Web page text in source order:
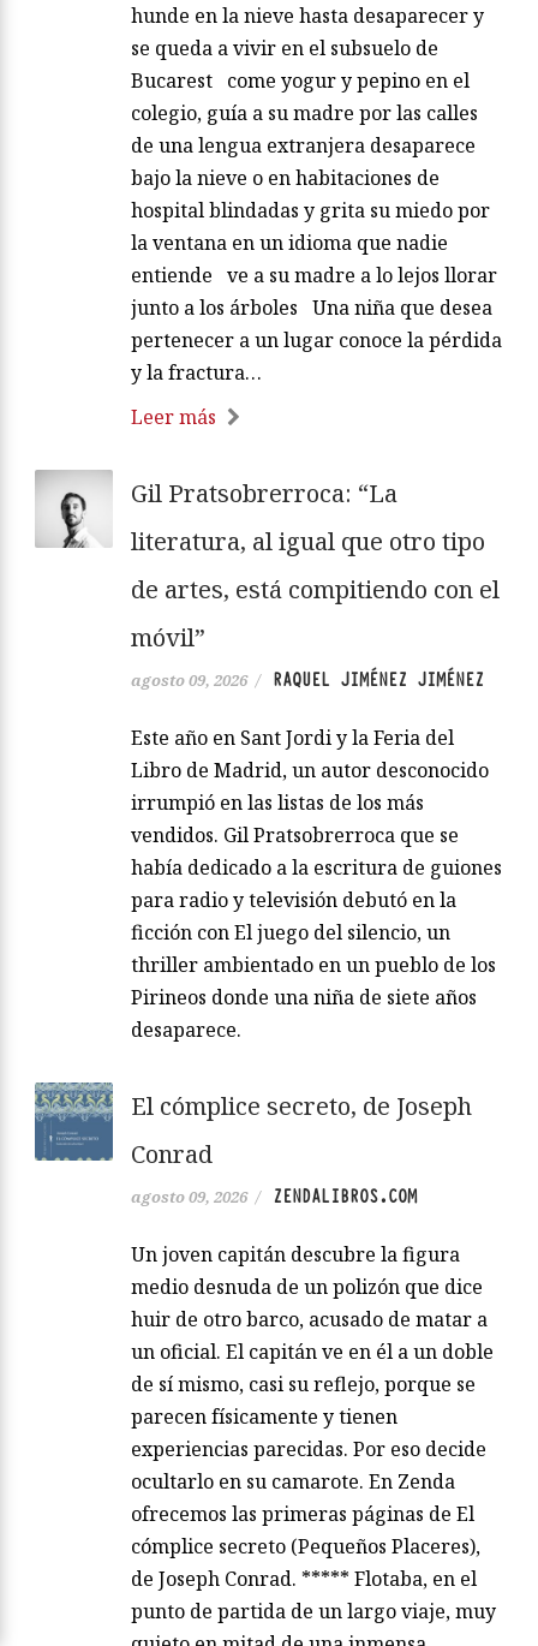
hunde en la nieve hasta desaparecer y
se queda a vivir en el subsuelo de
Bucarest come yogur y pepino en el
colegio, guía a su madre por las calles
de una lengua extranjera desaparece
bajo la nieve o en habitaciones de
hospital blindadas y grita su miedo por
la ventana en un idioma que nadie
entiende ve a su madre a lo lejos llorar
junto a los árboles Una niña que desea
pertenecer a un lugar conoce la pérdida
y la fractura…
Leer más
Gil Pratsobrerroca: “La
literatura, al igual que otro tipo
de artes, está compitiendo con el
móvil”
agosto 09, 2026 / RAQUEL JIMÉNEZ JIMÉNEZ
Este año en Sant Jordi y la Feria del
Libro de Madrid, un autor desconocido
irrumpió en las listas de los más
vendidos. Gil Pratsobrerroca que se
había dedicado a la escritura de guiones
para radio y televisión debutó en la
ficción con El juego del silencio, un
thriller ambientado en un pueblo de los
Pirineos donde una niña de siete años
desaparece.
El cómplice secreto, de Joseph
Conrad
agosto 09, 2026 / ZENDALIBROS.COM
Un joven capitán descubre la figura
medio desnuda de un polizón que dice
huir de otro barco, acusado de matar a
un oficial. El capitán ve en él a un doble
de sí mismo, casi su reflejo, porque se
parecen físicamente y tienen
experiencias parecidas. Por eso decide
ocultarlo en su camarote. En Zenda
ofrecemos las primeras páginas de El
cómplice secreto (Pequeños Placeres),
de Joseph Conrad. ***** Flotaba, en el
punto de partida de un largo viaje, muy